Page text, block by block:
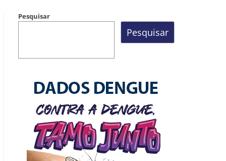
Pesquisar
Pesquisar